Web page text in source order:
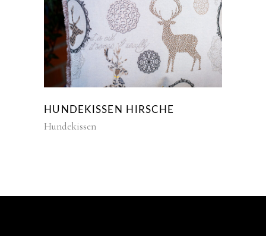
HUNDEKISSEN HIRSCHE
Hundekissen